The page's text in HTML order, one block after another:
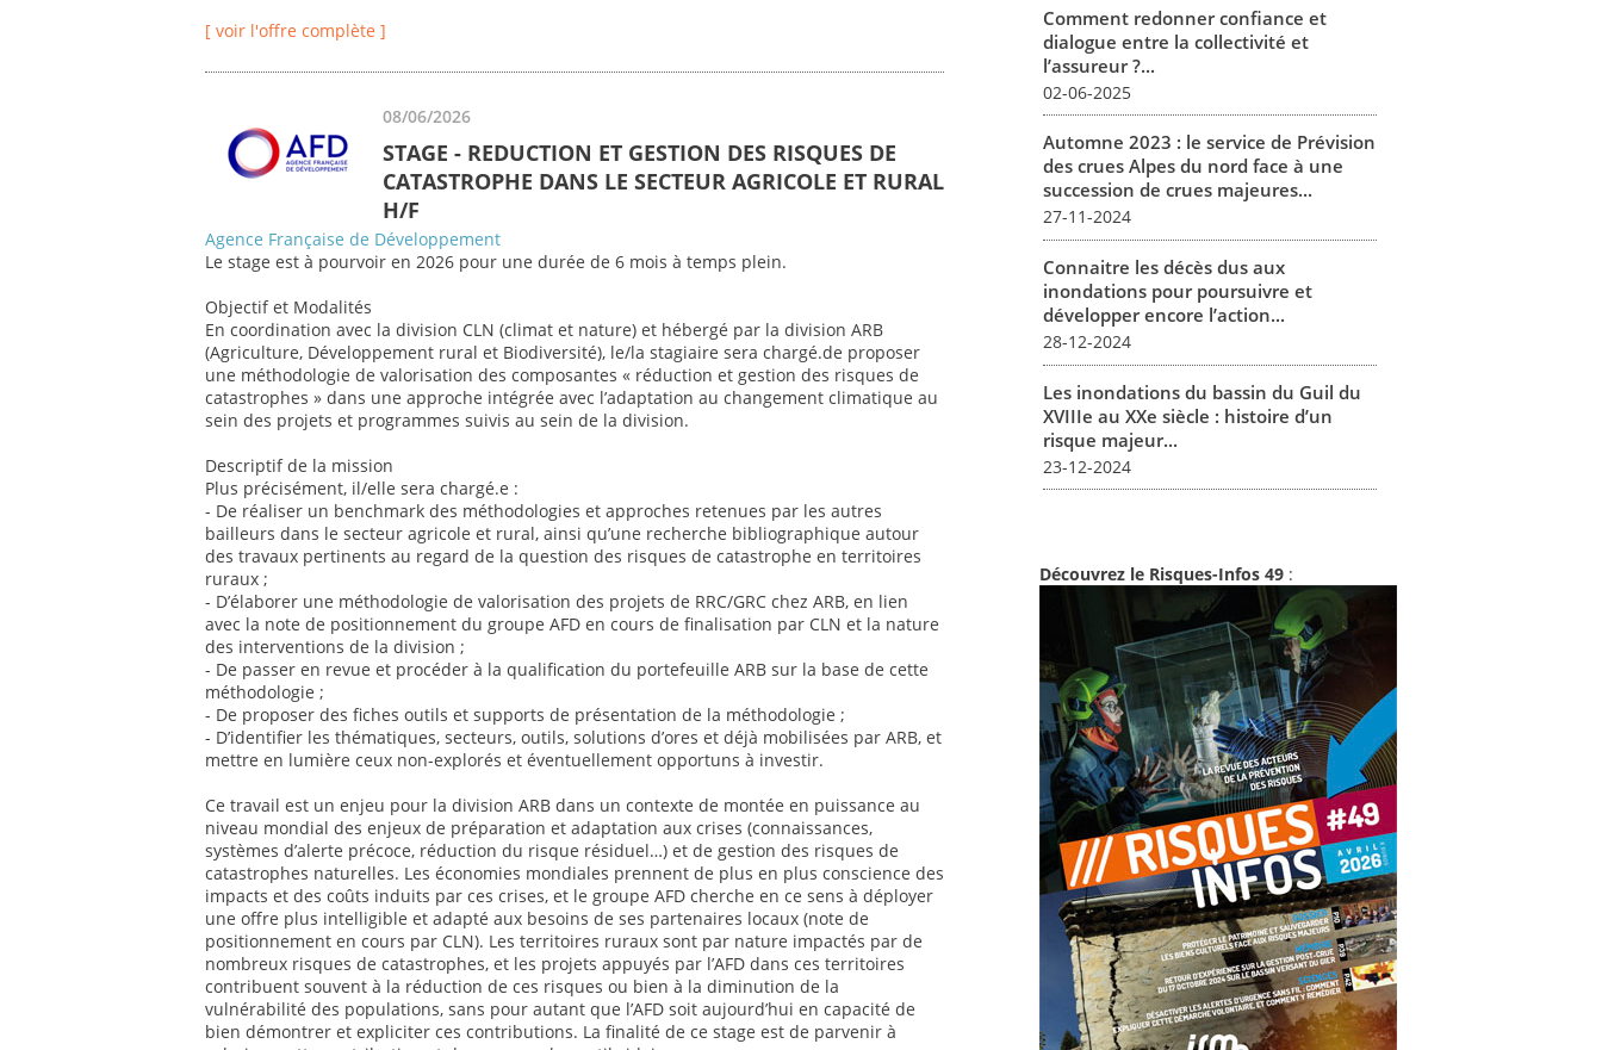
[ voir l'offre complète ]
08/06/2026
STAGE - REDUCTION ET GESTION DES RISQUES DE
CATASTROPHE DANS LE SECTEUR AGRICOLE ET RURAL
H/F
Agence Française de Développement
Le stage est à pourvoir en 2026 pour une durée de 6 mois à temps plein.
Objectif et Modalités
En coordination avec la division CLN (climat et nature) et hébergé par la division ARB
(Agriculture, Développement rural et Biodiversité), le/la stagiaire sera chargé.de proposer
une méthodologie de valorisation des composantes « réduction et gestion des risques de
catastrophes » dans une approche intégrée avec l’adaptation au changement climatique au
sein des projets et programmes suivis au sein de la division.
Descriptif de la mission
Plus précisément, il/elle sera chargé.e :
- De réaliser un benchmark des méthodologies et approches retenues par les autres
bailleurs dans le secteur agricole et rural, ainsi qu’une recherche bibliographique autour
des travaux pertinents au regard de la question des risques de catastrophe en territoires
ruraux ;
- D’élaborer une méthodologie de valorisation des projets de RRC/GRC chez ARB, en lien
avec la note de positionnement du groupe AFD en cours de finalisation par CLN et la nature
des interventions de la division ;
- De passer en revue et procéder à la qualification du portefeuille ARB sur la base de cette
méthodologie ;
- De proposer des fiches outils et supports de présentation de la méthodologie ;
- D’identifier les thématiques, secteurs, outils, solutions d’ores et déjà mobilisées par ARB, et
mettre en lumière ceux non-explorés et éventuellement opportuns à investir.
Ce travail est un enjeu pour la division ARB dans un contexte de montée en puissance au
niveau mondial des enjeux de préparation et adaptation aux crises (connaissances,
systèmes d’alerte précoce, réduction du risque résiduel…) et de gestion des risques de
catastrophes naturelles. Les économies mondiales prennent de plus en plus conscience des
impacts et des coûts induits par ces crises, et le groupe AFD cherche en ce sens à déployer
une offre plus intelligible et adapté aux besoins de ses partenaires locaux (note de
positionnement en cours par CLN). Les territoires ruraux sont par nature impactés par de
nombreux risques de catastrophes, et les projets appuyés par l’AFD dans ces territoires
contribuent souvent à la réduction de ces risques ou bien à la diminution de la
vulnérabilité des populations, sans pour autant que l’AFD soit aujourd’hui en capacité de
bien démontrer et expliciter ces contributions. La finalité de ce stage est de parvenir à
Comment redonner confiance et
dialogue entre la collectivité et
l’assureur ?...
02-06-2025
Automne 2023 : le service de Prévision
des crues Alpes du nord face à une
succession de crues majeures...
27-11-2024
Connaitre les décès dus aux
inondations pour poursuivre et
développer encore l’action...
28-12-2024
Les inondations du bassin du Guil du
XVIIIe au XXe siècle : histoire d’un
risque majeur...
23-12-2024
Découvrez le Risques-Infos 49 :